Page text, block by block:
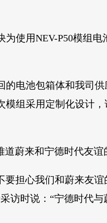
使用NEV-P50模组
电池包箱体和我司
组采用定制化设计
蔚来和宁德时代友谊
担心我们和蔚来友
访时说：“宁德时代